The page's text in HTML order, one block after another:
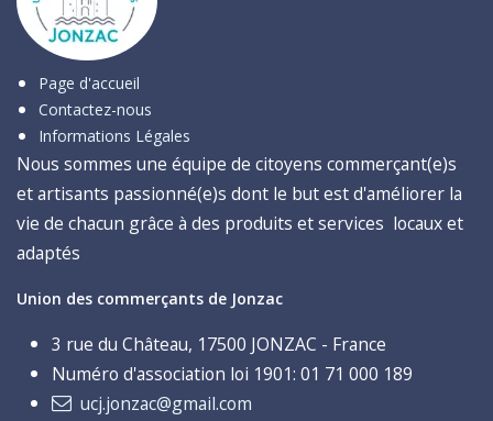
Page d'accueil
Contactez-nous
Informations Légales
Nous sommes une équipe de citoyens commerçant(e)s
et artisants passionné(e)s dont le but est d'améliorer la
vie de chacun grâce à des produits et services locaux et
adaptés
Union des commerçants de Jonzac
3 rue du Château, 17500 JONZAC - France
Numéro d'association loi 1901: 01 71 000 189
ucj.jonzac@gmail.com